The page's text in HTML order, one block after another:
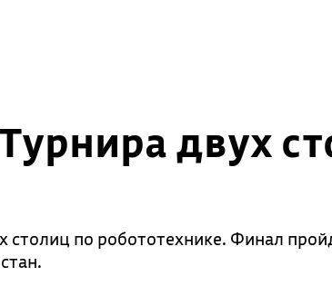
двух
по робототехнике. Финал